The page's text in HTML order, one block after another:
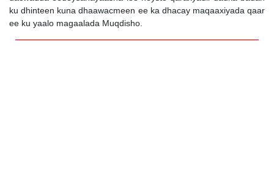
ku dhinteen kuna dhaawacmeen ee ka dhacay maqaaxiyada qaar
ee ku yaalo magaalada Muqdisho.